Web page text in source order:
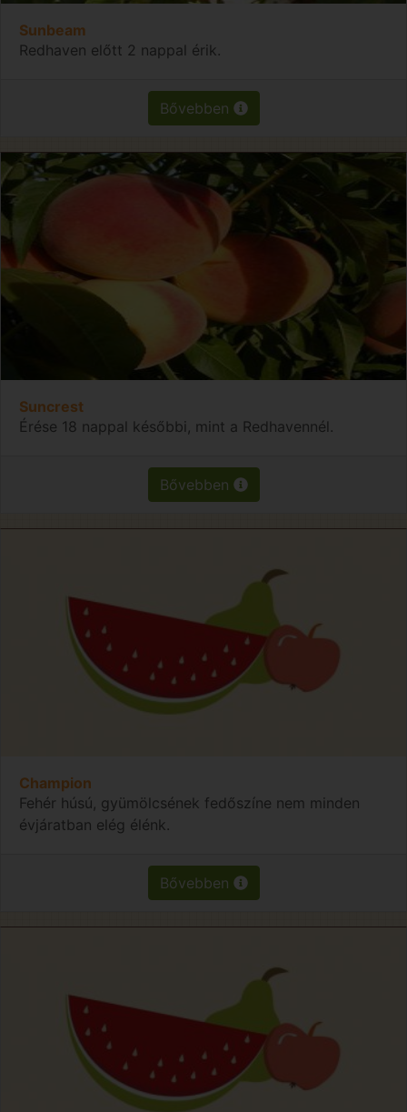
Sunbeam
Redhaven előtt 2 nappal érik.
Bővebben
Suncrest
Érése 18 nappal későbbi, mint a Redhavennél.
Bővebben
Champion
Fehér húsú, gyümölcsének fedőszíne nem minden
évjáratban elég élénk.
Bővebben